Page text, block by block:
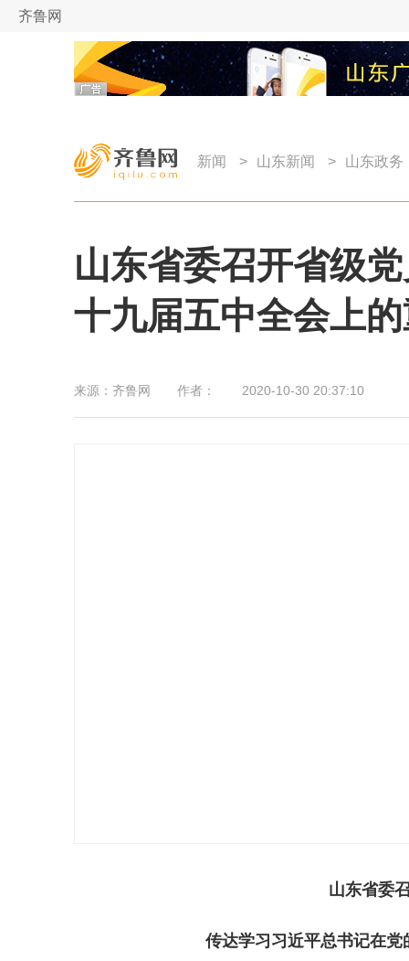
齐鲁网
新闻 > 山东新闻 > 山东政务
山东省委召开省级
十九届五中全会上
来源： 齐鲁网 作者： 2020-10-30 20:37:10
山东省委
传达学习习近平总书记在